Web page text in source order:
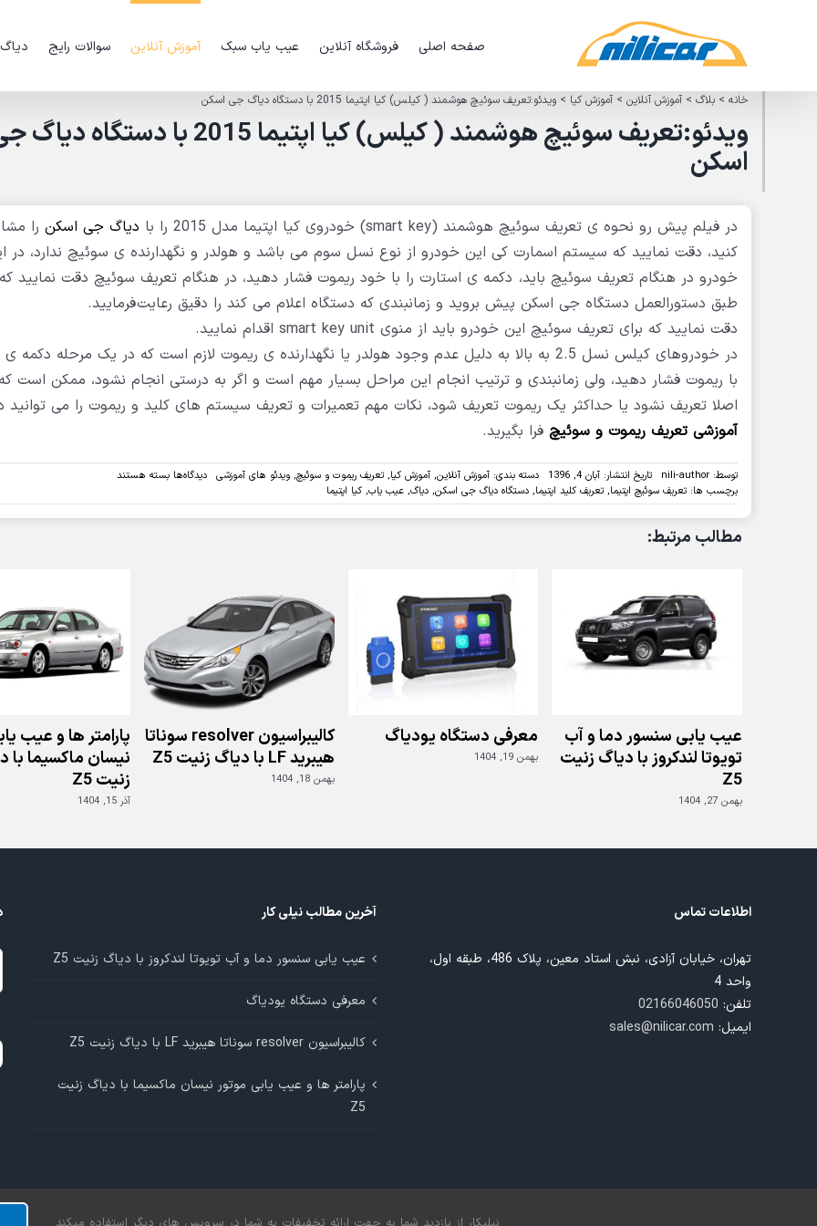
صفحه اصلی فروشگاه آنلاین عیب یاب سبک آموزش آنلاین سوالات رایج
خانه> بلاگ> آموزش آنلاین> آموزش کیا > ویدئو:تعریف سوئیچ هوشمند ( کیلس) کیا اپتیما 2015 با دستگاه دیاگ جی اسکن
ویدئو:تعریف سوئیچ هوشمند ( کیلس) کیا اپتیما 2015 با دستگاه
اسکن
در فیلم پیش رو نحوه ی تعریف سوئیچ هوشمند (smart key) خودروی کیا اپتیما مدل 2015 را با دیاگ جی اسکن را
کنید، دقت نمایید که سیستم اسمارت کی این خودرو از نوع نسل سوم می باشد و هولدر و نگهدارنده ی سوئیچ ندارد، در
خودرو در هنگام تعریف سوئیچ باید، دکمه ی استارت را با خود ریموت فشار دهید، در هنگام تعریف سوئیچ دقت نمایید
طبق دستورالعمل دستگاه جی اسکن پیش بروید و زمانبندی که دستگاه اعلام می کند را دقیق رعایت فرمایید.
دقت نمایید که برای تعریف سوئیچ این خودرو باید از منوی smart key unit اقدام نمایید.
در خودروهای کیلس نسل 2.5 به بالا به دلیل عدم وجود هولدر یا نگهدارنده ی ریموت لازم است که در یک مرحله دکمه
با ریموت فشار دهید، ولی زمانبندی و ترتیب انجام این مراحل بسیار مهم است و اگر به درستی انجام نشود، ممکن است
اصلا تعریف نشود یا حداکثر یک ریموت تعریف شود، نکات مهم تعمیرات و تعریف سیستم های کلید و ریموت را می توانید
آموزشی تعریف ریموت و سوئیچ فرا بگیرید.
توسط: nili-author تاریخ انتشار: آبان 4, 1396 دسته بندی: آموزش آنلاین, آموزش کیا, تعریف ریموت و سوئیچ, ویدئو های آموزشی دیدگاه‌ها برای
سوئیچ
هوشمند
دستگاه
دیاگ
جی
اسکن
بسته هستند
برچسب ها: تعریف سوئیچ اپتیما, تعریف کلید اپتیما, دستگاه دیاگ جی اسکن, دیاگ, عیب یاب, کیا اپتیما
مطالب مرتبط:
عیب یابی سنسور دما و آب
تویوتا لندکروز با دیاگ زنیت
Z5
بهمن 27, 1404
معرفی دستگاه یودیاگ
بهمن 19, 1404
کالیبراسیون resolver سوناتا
هیبرید LF با دیاگ زنیت Z5
بهمن 18, 1404
پارامتر ها و عیب
نیسان ماکسیما با
زنیت Z5
آذر 15, 1404
اطلاعات تماس
تهران، خیابان آزادی، نبش استاد معین، پلاک 486، طبقه اول،
واحد 4
تلفن: 02166046050
ایمیل: sales@nilicar.com
آخرین مطالب نیلی کار
عیب یابی سنسور دما و آب تویوتا لندکروز با دیاگ زنیت Z5
معرفی دستگاه یودیاگ
کالیبراسیون resolver سوناتا هیبرید LF با دیاگ زنیت Z5
پارامتر ها و عیب یابی موتور نیسان ماکسیما با دیاگ زنیت
Z5
تمامی حقوق این وبسایت متعلق به شرکت نیلی‌کار آزمون می‌باشد.